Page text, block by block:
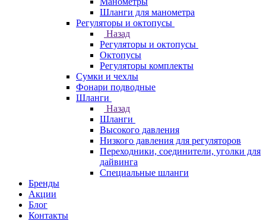
Шланги для манометра
Регуляторы и октопусы
Назад
Регуляторы и октопусы
Октопусы
Регуляторы комплекты
Сумки и чехлы
Фонари подводные
Шланги
Назад
Шланги
Высокого давления
Низкого давления для регуляторов
Переходники, соединители, уголки для
дайвинга
Специальные шланги
Бренды
Акции
Блог
Контакты